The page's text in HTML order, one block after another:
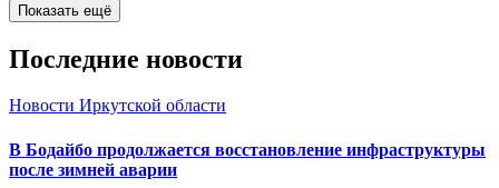
Показать ещё
Последние новости
Новости Иркутской области
В Бодайбо продолжается восстановление инфраструктуры
после зимней аварии